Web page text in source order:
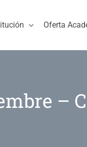
Oferta
–